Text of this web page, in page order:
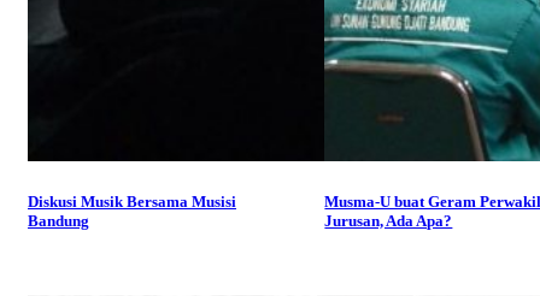
Diskusi Musik Bersama Musisi
Bandung
Musma-U buat Geram
Jurusan, Ada Apa?